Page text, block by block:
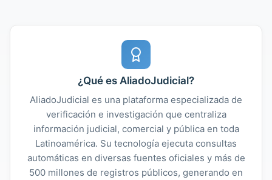
¿Qué es AliadoJudicial?
AliadoJudicial es una plataforma especializada de
verificación e investigación que centraliza
información judicial, comercial y pública en toda
Latinoamérica. Su tecnología ejecuta consultas
automáticas en diversas fuentes oficiales y más de
500 millones de registros públicos, generando en